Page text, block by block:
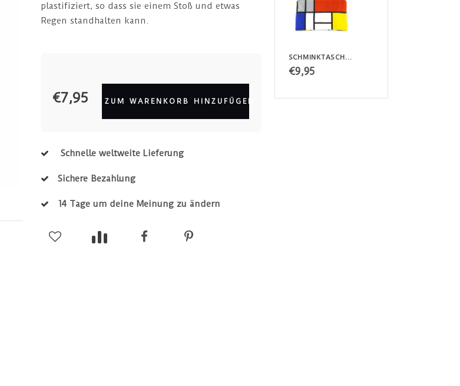
plastifiziert, so dass sie einem Stoß und etwas
Regen standhalten kann.
€7,95 ZUM WARENKORB HINZUFÜGEN
Schnelle weltweite Lieferung
Sichere Bezahlung
14 Tage um deine Meinung zu ändern
SCHMINKTASCHE / FEDERMÄPPCHEN MONDRIAAN
€9,95